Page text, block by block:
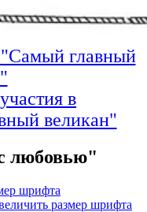
главный
в
великан"
любовью"
шрифта
размер шрифта